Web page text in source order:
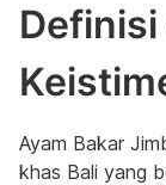
Definisi
Ayam Bakar
khas Bali yang